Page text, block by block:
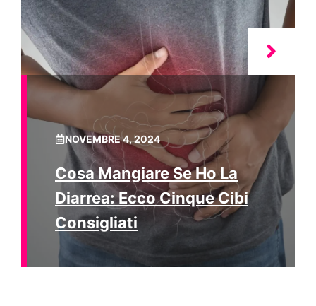
NOVEMBRE 4, 2024
Cosa Mangiare Se Ho La
Diarrea: Ecco Cinque Cibi
Consigliati